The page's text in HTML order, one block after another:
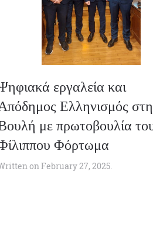
εργαλεία και
Ελληνισμός στη
με πρωτοβουλία του
Φόρτωμα
onFebruary 27, 2025.